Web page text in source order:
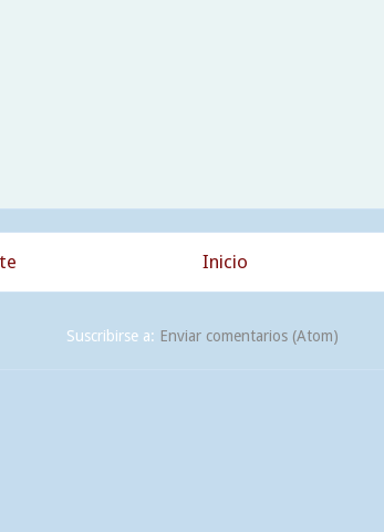
Inicio
Suscribirse a: Enviar comentarios (Atom)